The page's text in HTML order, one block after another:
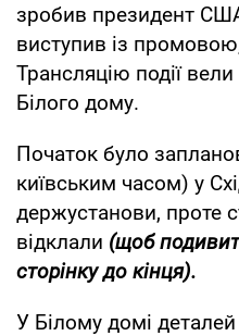
зробив президент
виступив із
Трансляцію події
Білого дому.
Початок було
київським часом) у
держустанови, проте
відклали (щоб
сторінку до кінця).
У Білому домі деталей